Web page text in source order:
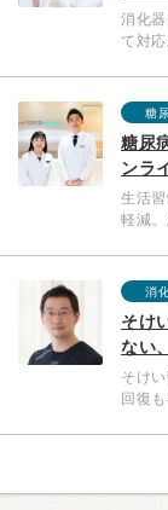
消化
て対
糖
糖尿
ンラ
生活
軽減
消
そけ
ない
そけ
回復